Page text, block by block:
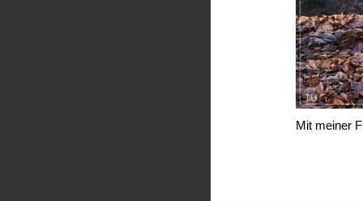
Mit meiner